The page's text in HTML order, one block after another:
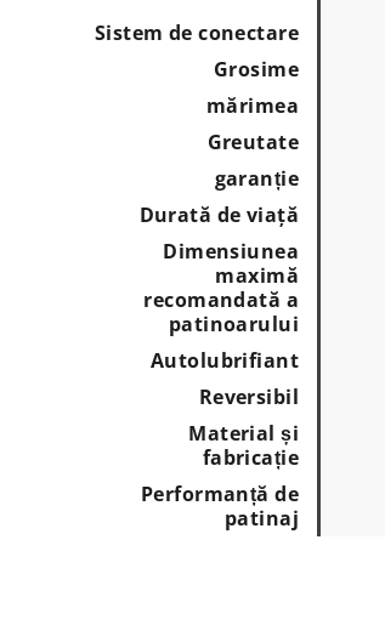
Sistem de conectare
Grosime
mărimea
Greutate
garanție
Durată de viaţă
Dimensiunea
maximă
recomandată a
patinoarului
Autolubrifiant
Reversibil
Material și
fabricație
Performanță de
patinaj